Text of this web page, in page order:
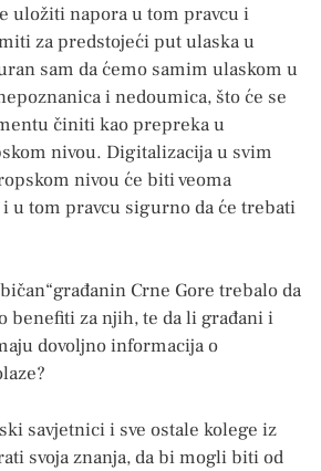
uložiti napora u tom pravcu i
za predstojeći put ulaska u
sam da ćemo samim ulaskom u
i nedoumica, što će se
činiti kao prepreka u
nivou. Digitalizacija u svim
nivou će biti veoma
u tom pravcu sigurno da će trebati
Crne Gore trebalo da
benefiti za njih, te da li građani i
dovoljno informacija o
savjetnici i sve ostale kolege iz
svoja znanja, da bi mogli biti od